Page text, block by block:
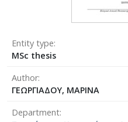
Entity type
MSc thesis
Author
ΓΕΩΡΓΙΑΔΟΥ, ΜΑΡΙΝΑ
Department